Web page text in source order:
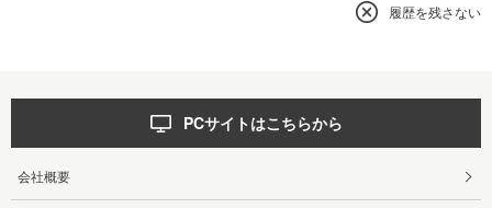
履歴を残さない
PCサイトはこちらから
会社概要